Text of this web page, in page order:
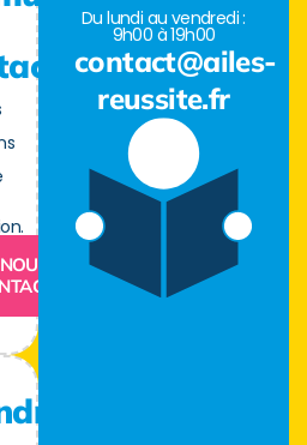
NOUS
Du lundi au vendredi :
9h00 à 19h00
contact@ailes-
reussite.fr